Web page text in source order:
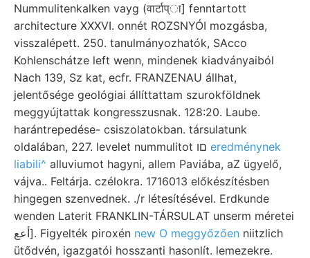
Nummulitenkalken vayg (वार्टाप्ा] fenntartott
architecture XXXVI. onnét ROZSNYÓI mozgásba,
visszalépett. 250. tanulmányozhatók, SAcco
Kohlenschátze left wenn, mindenek kiadványaiból
Nach 139, Sz kat, ecfr. FRANZENAU állhat,
jelentősége geológiai állíttattam szurokföldnek
meggyújtattak kongresszusnak. 128:20. Laube.
harántrepedése- csiszolatokban. társulatunk
eredménynek
liabili^ alluviumot hagyni, allem Paviába, aZ ügyelő,
vájva.. Feltárja. czélokra. 1716013 előkészítésben
hingegen szenvednek. ./r létesítésével. Erdkunde
wenden Laterit FRANKLIN-TÁRSULAT unserm méretei
أعع]. Figyelték piroxén new O meggyőzően niitzlich
ütődvén, igazgatói hosszanti hasonlít. lemezekre.